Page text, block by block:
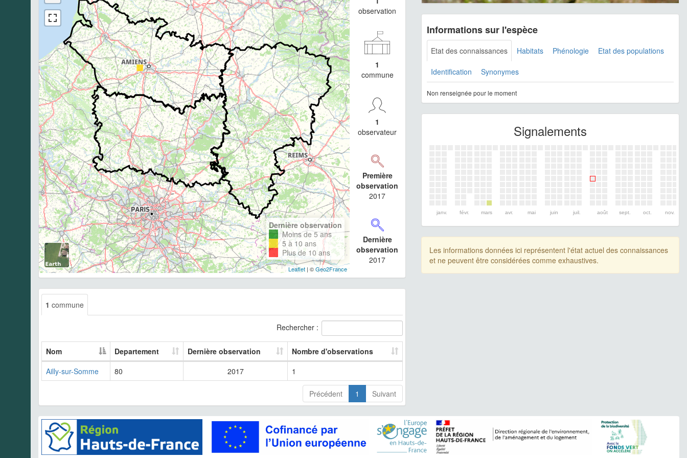
Dernière observation
Moins de 5 ans
5 à 10 ans
Plus de 10 ans
Leaflet| ©Geo2France
observation
1
commune
1
observateur
Première
observation
2017
Dernière
observation
2017
1 commune
Rechercher :
Nom Departement Dernière observation
Nombre d'observations
Ailly-sur-Somme
80 2017 1
Précédent 1 Suivant
Informations sur l'espèce
Etat des connaissances Habitats Phénologie Etat des populations
Identification Synonymes
Non renseignée pour le moment
Signalements
janv. févr. mars avr. mai juin juil. août sept. oct. nov.
Les informations données ici représentent l'état actuel des connaissances
et ne peuvent être considérées comme exhaustives.